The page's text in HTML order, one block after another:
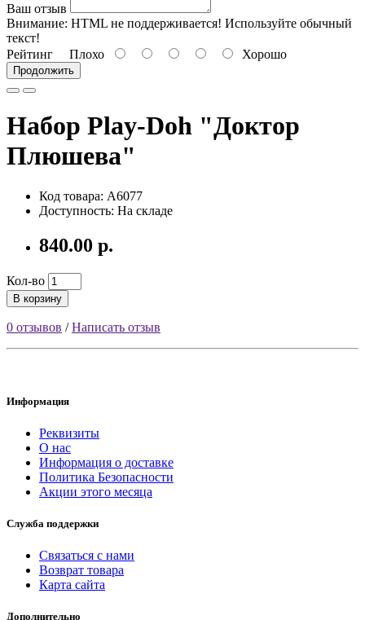
Ваш отзыв
Внимание: HTML не поддерживается! Используйте обычный
текст!
Рейтинг Плохо Хорошо
Продолжить
Набор Play-Doh "Доктор
Плюшева"
Код товара: A6077
Доступность: На складе
840.00 р.
Кол-во
В корзину
0 отзывов /Написать отзыв
Информация
Реквизиты
О нас
Информация о доставке
Политика Безопасности
Акции этого месяца
Служба поддержки
Связаться с нами
Возврат товара
Карта сайта
Дополнительно